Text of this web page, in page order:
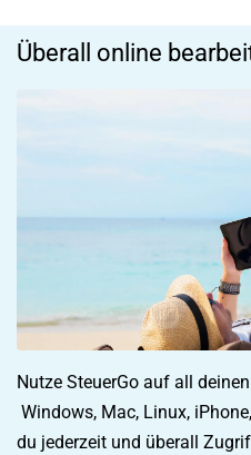
Überall online
Nutze SteuerGo auf all
Windows, Mac, Linux,
du jederzeit und überall